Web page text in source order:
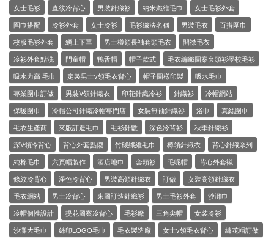
女士毛衫
直紋冷背心 男裝針織衫 納米纖維毛巾
女士毛衫外套
圍巾搭配
冷衫外套 女士冷衫 毛衫織法名稱 男裝毛衣
百搭圍巾
校服毛衫外套
網上下單 男士樽領長袖套頭毛衣
開襟毛衣
冷衫外套點洗
門童帽 鴨舌帽 帽子款式
毛衣編織圖案套頭衫學校毛衫
吸水力高 毛巾
定製男士v領毛衣背心 帽子圖樣印製
吸水毛巾
專業圍巾訂做
男裝V領針織衣 印花針織冷衫 針織衫
冷帽網站
保暖圍巾
冷帽公司針織冷帽專門店 女裝無袖針織衫 浴巾
真絲圍巾
毛衣生產商
來版訂造毛巾 毛衫針數 深色冷背衫
秋季針織衫
深V領冷背心
背心外套點襯 竹碳纖維毛巾 樽領針織衣
背心針織系列
純棉毛巾
六頁帽製作 酒店地巾 套頭衫 毛呢帽
背心外套襯
條紋冷背心
淨色冷背心 男裝高領針織衣 訂做
女裝高領針織衣
毛衣網站
男士冷背心 來圖訂造針織衫 男士毛衫外套
沙灘巾
冷帽個性設計
提花圖案冷背心 毛衫廠 三角尖帽
女裝冷衫
沙灘大毛巾
絲印LOGO毛巾 毛衣製造廠 女士v領毛衣背心
繡花帽訂做